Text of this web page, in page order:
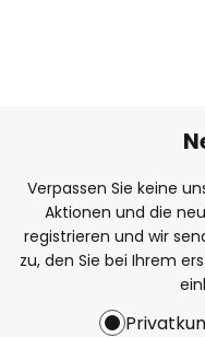
Verpassen Sie keine
Aktionen und die
registrieren und wir
zu, den Sie bei Ihrem